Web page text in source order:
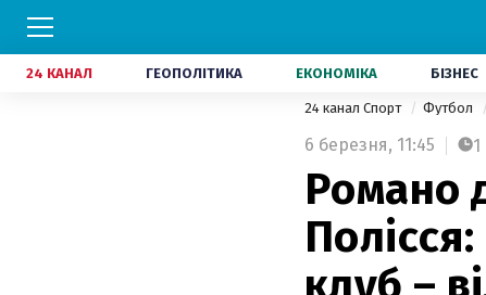
24 КАНАЛ ГЕОПОЛІТИКА ЕКОНОМІКА БІЗНЕС
24 канал Спорт Футбол
6 березня, 11:45 1
Романо